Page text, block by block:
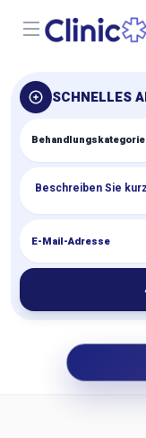
Open menu
SCHNELLES